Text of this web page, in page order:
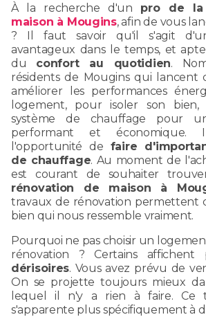
À la recherche d'un pro de la
maison à Mougins, afin de vous
? Il faut savoir qu'il s'agit d'un
avantageux dans le temps, et
du confort au quotidien.
résidents de Mougins qui lancent
améliorer les performances
logement, pour isoler son
système de chauffage pour
performant et
l'opportunité de faire
de chauffage. Au moment de
est courant de souhaiter
rénovation de maison à
travaux de rénovation permettent
bien qui nous ressemble vraiment.
Pourquoi ne pas choisir un
rénovation ? Certains affichent
dérisoires. Vous avez prévu de
On se projette toujours mieux
lequel il n'y a rien à faire. Ce
s'apparente plus spécifiquement à